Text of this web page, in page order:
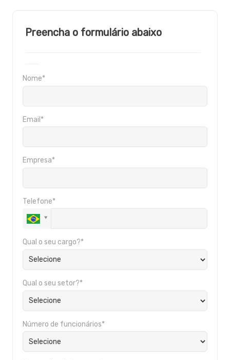
Preencha o formulário abaixo
Nome*
Email*
Empresa*
Telefone*
Qual o seu cargo?*
Qual o seu setor?*
Número de funcionários*